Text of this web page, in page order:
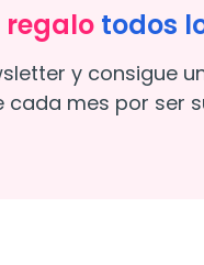
regalo todos
y consigue
cada mes por ser